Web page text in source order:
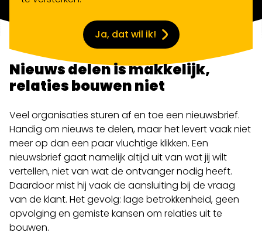
Ja, dat wil ik!
Nieuws delen is makkelijk,
relaties bouwen niet
Veel organisaties sturen af en toe een nieuwsbrief.
Handig om nieuws te delen, maar het levert vaak niet
meer op dan een paar vluchtige klikken. Een
nieuwsbrief gaat namelijk altijd uit van wat jij wilt
vertellen, niet van wat de ontvanger nodig heeft.
Daardoor mist hij vaak de aansluiting bij de vraag
van de klant. Het gevolg: lage betrokkenheid, geen
opvolging en gemiste kansen om relaties uit te
bouwen.